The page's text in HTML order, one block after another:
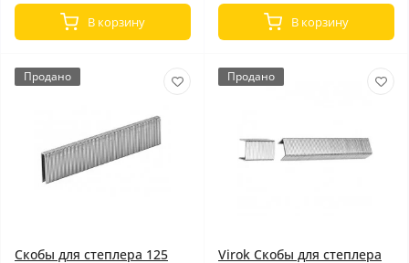
В корзину В корзину
Продано
Скобы для степлера 125
Продано
Virok Скобы для степлера